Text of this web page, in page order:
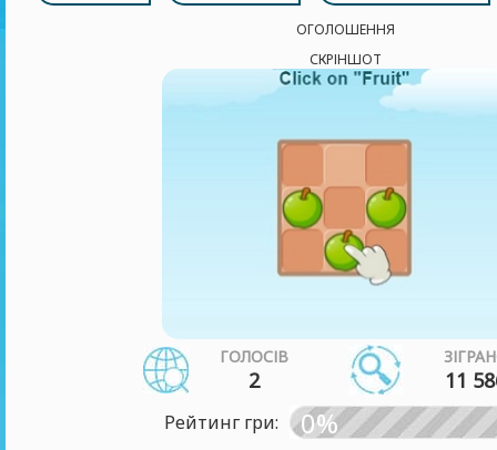
ОГОЛОШЕННЯ
СКРІНШОТ
ГОЛОСІВ
2 11
Рейтинг гри: 0%